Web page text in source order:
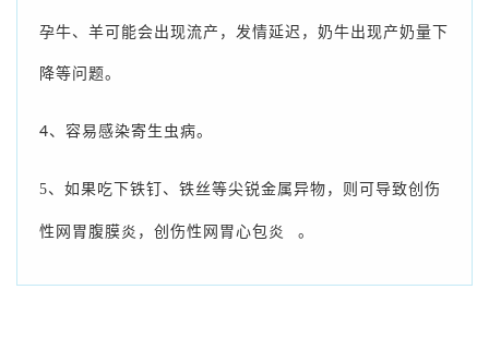
孕牛、羊可能会出现流产，发情延迟，奶牛出现产奶量下
降等问题。
4、容易感染寄生虫病。
5、如果吃下铁钉、铁丝等尖锐金属异物，则可导致创伤
性网胃腹膜炎， 创伤性网胃心包炎 。